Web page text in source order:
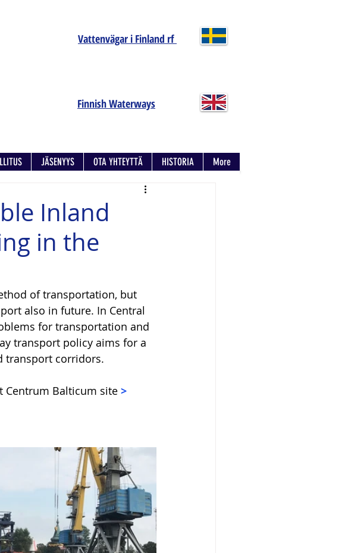
Vattenvägar i Finland rf
Finnish Waterways
JÄSENYYS OTA YHTEYTTÄ HISTORIA More
Inland
in the
of transportation, but
also in future. In Central
for transportation and
transport policy aims for a
transport corridors.
Centrum Balticum site >